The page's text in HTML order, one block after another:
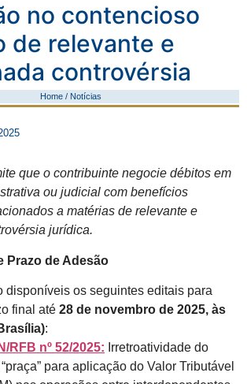
no contencioso
de relevante e
controvérsia
Home / Notícias
que o contribuinte negocie débitos em
ou judicial com benefícios
a matérias de relevante e
jurídica.
Prazo de Adesão
disponíveis os seguintes editais para
final até 28 de novembro de 2025, às
:
RFB nº 52/2025: Irretroatividade do
para aplicação do Valor Tributável